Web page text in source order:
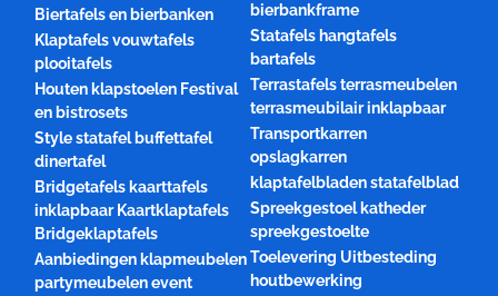
Biertafels en bierbanken
Klaptafels vouwtafels
plooitafels
Houten klapstoelen Festival
en bistrosets
Style statafel buffettafel
dinertafel
Bridgetafels kaarttafels
inklapbaar Kaartklaptafels
Bridgeklaptafels
Aanbiedingen klapmeubelen
partymeubelen event
bierbankframe
Statafels hangtafels
bartafels
Terrastafels terrasmeubelen
terrasmeubilair inklapbaar
Transportkarren
opslagkarren
klaptafelbladen statafelblad
Spreekgestoel katheder
spreekgestoelte
Toelevering Uitbesteding
houtbewerking